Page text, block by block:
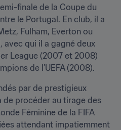
finale de la Coupe du
le Portugal. En club, il a
Fulham, Everton ou
avec qui il a gagné deux
League (2007 et 2008)
de l’UEFA (2008).
par de prestigieux
de procéder au tirage des
Féminine de la FIFA
attendant impatiemment